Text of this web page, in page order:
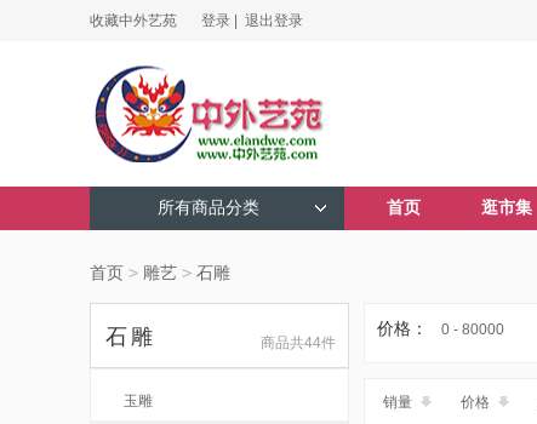
收藏中外艺苑 登录 | 退出登录
所有商品分类 首页 逛市集
首页 > 雕艺 > 石雕
石雕 商品共44件
玉雕
价格： 0 - 80000
销量 价格